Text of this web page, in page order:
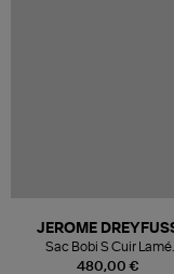
480,00 €
JEROME
Sac Bobi S Cuir Lamé
Champagne